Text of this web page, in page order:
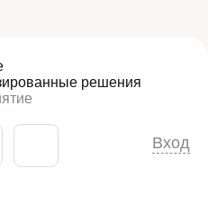
решения
Вход